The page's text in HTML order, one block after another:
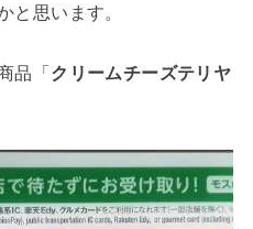
と思います。
品「クリームチーズテリヤ